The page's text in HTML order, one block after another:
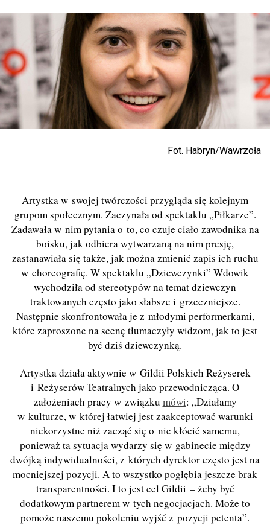
Fot. Habryn/Wawrzoła
Artystka w swojej twórczości przygląda się kolejnym
grupom społecznym. Zaczynała od spektaklu „Piłkarze”.
Zadawała w nim pytania o to, co czuje ciało zawodnika na
boisku, jak odbiera wytwarzaną na nim presję,
zastanawiała się także, jak można zmienić zapis ich ruchu
w choreografię. W spektaklu „Dziewczynki” Wdowik
wychodziła od stereotypów na temat dziewczyn
traktowanych często jako słabsze i grzeczniejsze.
Następnie skonfrontowała je z młodymi performerkami,
które zaproszone na scenę tłumaczyły widzom, jak to jest
być dziś dziewczynką.
Artystka działa aktywnie w Gildii Polskich Reżyserek
i Reżyserów Teatralnych jako przewodnicząca. O
założeniach pracy w związku mówi: „Działamy
w kulturze, w której łatwiej jest zaakceptować warunki
niekorzystne niż zacząć się o nie kłócić samemu,
ponieważ ta sytuacja wydarzy się w gabinecie między
dwójką indywidualności, z których dyrektor często jest na
mocniejszej pozycji. A to wszystko pogłębia jeszcze brak
transparentności. I to jest cel Gildii – żeby być
dodatkowym partnerem w tych negocjacjach. Może to
pomoże naszemu pokoleniu wyjść z pozycji petenta”.